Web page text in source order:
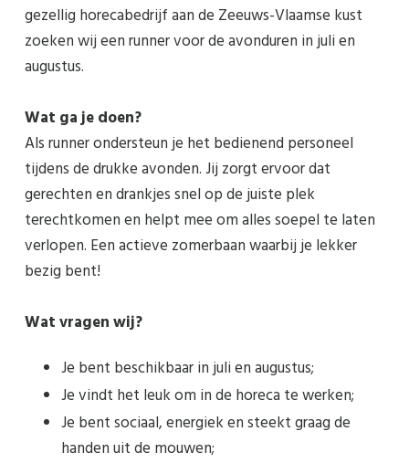
gezellig horecabedrijf aan de Zeeuws-Vlaamse kust
zoeken wij een runner voor de avonduren in juli en
augustus.
Wat ga je doen?
Als runner ondersteun je het bedienend personeel
tijdens de drukke avonden. Jij zorgt ervoor dat
gerechten en drankjes snel op de juiste plek
terechtkomen en helpt mee om alles soepel te laten
verlopen. Een actieve zomerbaan waarbij je lekker
bezig bent!
Wat vragen wij?
Je bent beschikbaar in juli en augustus;
Je vindt het leuk om in de horeca te werken;
Je bent sociaal, energiek en steekt graag de
handen uit de mouwen;